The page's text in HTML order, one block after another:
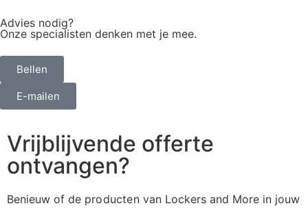
Advies nodig?
Onze specialisten denken met je mee.
Bellen
E-mailen
Vrijblijvende offerte
ontvangen?
Benieuw of de productenvan Lockers and More in jouw